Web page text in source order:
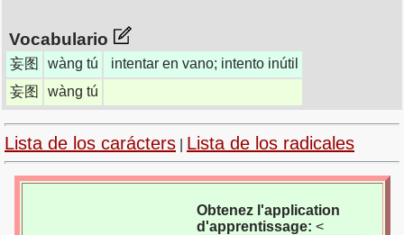
Vocabulario
妄图 wàng tú
intentar en vano; intento inútil
妄图
wàng tú
Lista de los carácters Lista de los radicales
Obtenez l'application
d'apprentissage: <